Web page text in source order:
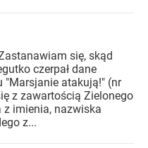
się, skąd
czerpał dane
"Marsjanie atakują!" (nr
z zawartością Zielonego
z imienia, nazwiska
z...